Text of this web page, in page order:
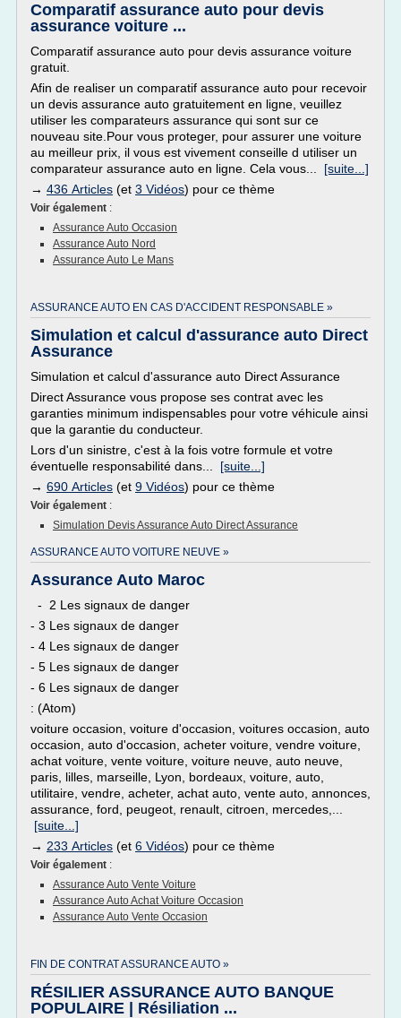
Comparatif assurance auto pour devis
assurance voiture ...
Comparatif assurance auto pour devis assurance voiture
gratuit.
Afin de realiser un comparatif assurance auto pour recevoir
un devis assurance auto gratuitement en ligne, veuillez
utiliser les comparateurs assurance qui sont sur ce
nouveau site.Pour vous proteger, pour assurer une voiture
au meilleur prix, il vous est vivement conseille d utiliser un
comparateur assurance auto en ligne. Cela vous... [suite...]
→ 436 Articles (et 3 Vidéos) pour ce thème
Voir également :
Assurance Auto Occasion
Assurance Auto Nord
Assurance Auto Le Mans
ASSURANCE AUTO EN CAS D'ACCIDENT RESPONSABLE »
Simulation et calcul d'assurance auto Direct
Assurance
Simulation et calcul d'assurance auto Direct Assurance
Direct Assurance vous propose ses contrat avec les
garanties minimum indispensables pour votre véhicule ainsi
que la garantie du conducteur.
Lors d'un sinistre, c'est à la fois votre formule et votre
éventuelle responsabilité dans... [suite...]
→ 690 Articles (et 9 Vidéos) pour ce thème
Voir également :
Simulation Devis Assurance Auto Direct Assurance
ASSURANCE AUTO VOITURE NEUVE »
Assurance Auto Maroc
- 2 Les signaux de danger
- 3 Les signaux de danger
- 4 Les signaux de danger
- 5 Les signaux de danger
- 6 Les signaux de danger
: (Atom)
voiture occasion, voiture d'occasion, voitures occasion, auto
occasion, auto d'occasion, acheter voiture, vendre voiture,
achat voiture, vente voiture, voiture neuve, auto neuve,
paris, lilles, marseille, Lyon, bordeaux, voiture, auto,
utilitaire, vendre, acheter, achat auto, vente auto, annonces,
assurance, ford, peugeot, renault, citroen, mercedes,...
[suite...]
→ 233 Articles (et 6 Vidéos) pour ce thème
Voir également :
Assurance Auto Vente Voiture
Assurance Auto Achat Voiture Occasion
Assurance Auto Vente Occasion
FIN DE CONTRAT ASSURANCE AUTO »
RÉSILIER ASSURANCE AUTO BANQUE
POPULAIRE | Résiliation ...